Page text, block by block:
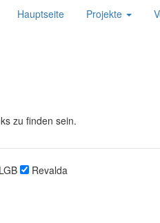
Hauptseite Projekte
zu finden sein.
LGB
Revalda